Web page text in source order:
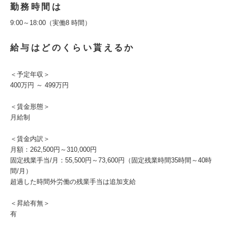
勤務時間は
9:00～18:00（実働8 時間）
給与はどのくらい貰えるか
＜予定年収＞
400万円 ～ 499万円
＜賃金形態＞
月給制
＜賃金内訳＞
月額：262,500円～310,000円
固定残業手当/月：55,500円～73,600円（固定残業時間35時間～40時
間/月）
超過した時間外労働の残業手当は追加支給
＜昇給有無＞
有